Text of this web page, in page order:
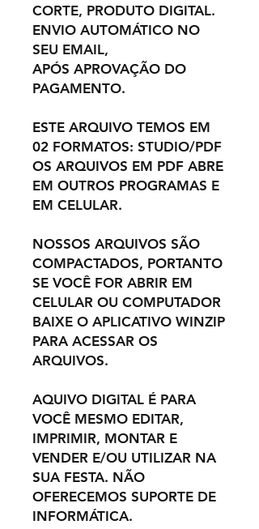
CORTE, PRODUTO DIGITAL.
ENVIO AUTOMÁTICO NO
SEU EMAIL,
APÓS APROVAÇÃO DO
PAGAMENTO.
ESTE ARQUIVO TEMOS EM
02 FORMATOS: STUDIO/PDF
OS ARQUIVOS EM PDF ABRE
EM OUTROS PROGRAMAS E
EM CELULAR.
NOSSOS ARQUIVOS SÃO
COMPACTADOS, PORTANTO
SE VOCÊ FOR ABRIR EM
CELULAR OU COMPUTADOR
BAIXE O APLICATIVO WINZIP
PARA ACESSAR OS
ARQUIVOS.
AQUIVO DIGITAL É PARA
VOCÊ MESMO EDITAR,
IMPRIMIR, MONTAR E
VENDER E/OU UTILIZAR NA
SUA FESTA. NÃO
OFERECEMOS SUPORTE DE
INFORMÁTICA.